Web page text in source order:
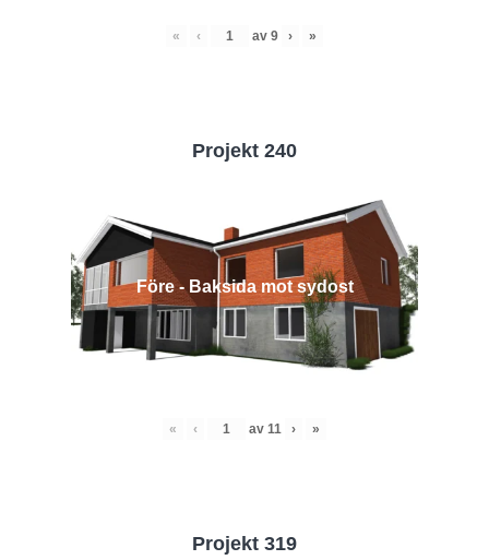
« ‹ av 9 › »
Projekt 240
Före - Baksida mot sydost
« ‹ av 11 › »
Projekt 319